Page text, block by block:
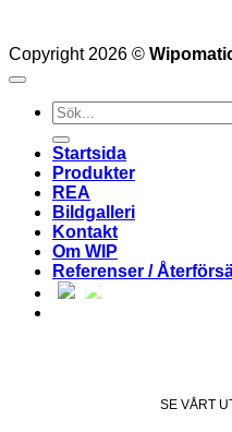
Copyright 2026 ©
Sök
efter:
Startsida
Produkter
REA
Bildgalleri
Kontakt
Om WIP
Referenser /
SE VÅRT